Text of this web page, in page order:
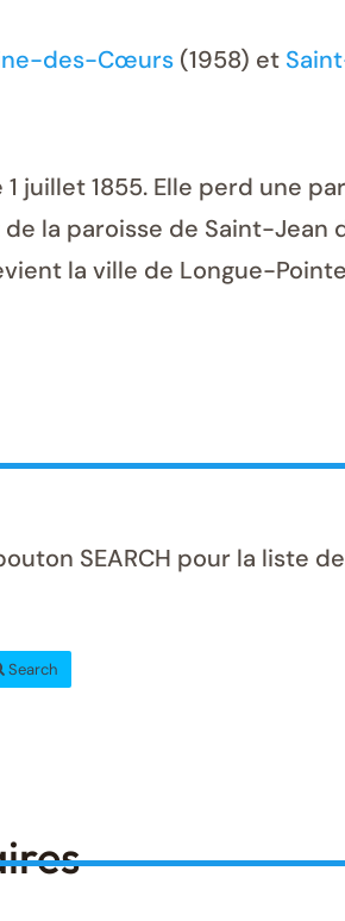
des-Cœurs (1958) et
juillet 1855. Elle perd une
la paroisse de Saint-Jean
la ville de Longue-
SEARCH pour la liste
Search